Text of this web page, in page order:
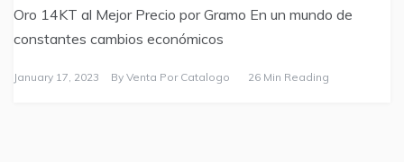
Oro 14KT al Mejor Precio por Gramo En un mundo de
constantes cambios económicos
January 17, 2023 By Venta Por Catalogo 26 Min Reading